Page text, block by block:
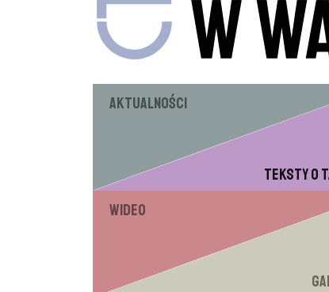
Aktualności
Teksty o
Wideo